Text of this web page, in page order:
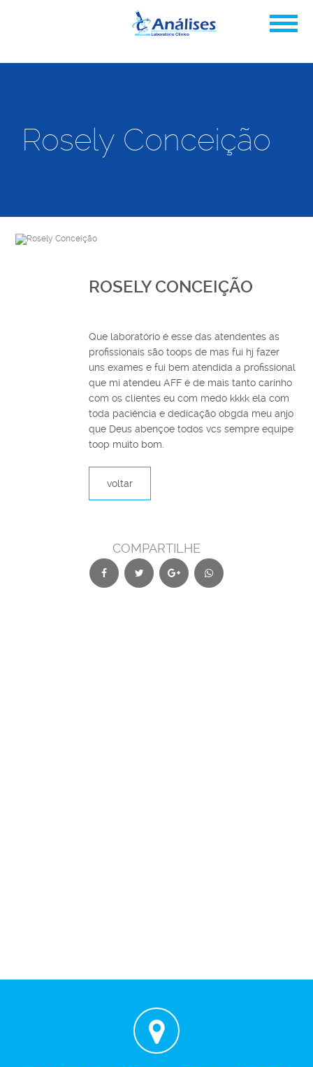
Rosely Conceição
ROSELY CONCEIÇÃO
Que laboratório é esse das atendentes as
profissionais são toops de mas fui hj fazer
uns exames e fui bem atendida a profissional
que mi atendeu AFF é de mais tanto carinho
com os clientes eu com medo kkkk ela com
toda paciência e dedicação obgda meu anjo
que Deus abençoe todos vcs sempre equipe
toop muito bom.
voltar
COMPARTILHE